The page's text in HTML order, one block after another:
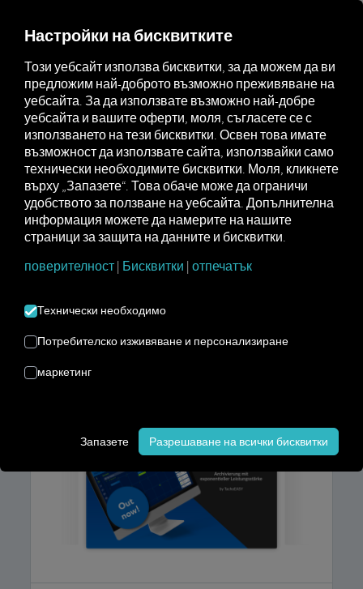
Marketplace Connectors tacholog² Connect
TACHOLOG²
СВЪРЗВАНЕ
Интеграция на външен доставчик
отTachoEASY AG? Тогава можете
разширите тази услуга с данни от
нашите услуги
. Всичко, от което се
нуждаете, е достъп до
Настройки на бисквитките
Този уебсайт използва бисквитки, за да можем да ви
предложим най-доброто възможно преживяване на
уебсайта. За да използвате възможно най-добре
уебсайта и вашите оферти, моля, съгласете се с
използването на тези бисквитки. Освен това имате
възможност да използвате сайта, използвайки само
технически необходимите бисквитки. Моля, кликнете
върху „Запазете“. Това обаче може да ограничи
удобството за ползване на уебсайта. Допълнителна
информация можете да намерите на нашите
страници за защита на данните и бисквитки.
поверителност | Бисквитки | отпечатък
Технически необходимо
Потребителско изживяване и персонализиране
маркетинг
Запазете Разрешаване на всички бисквитки